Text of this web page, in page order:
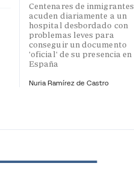
Centenares de inmigrantes
acuden diariamente a un
hospital desbordado con
problemas leves para
conseguir un documento
'oficial' de su presencia en
España
Nuria Ramírez de Castro